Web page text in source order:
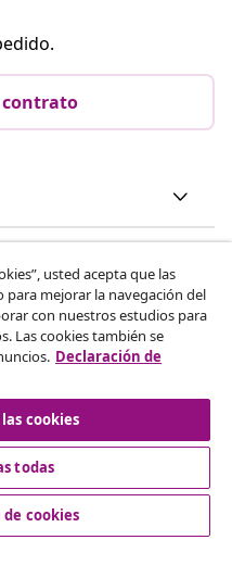
contrato
usted acepta que las
para mejorar la navegación del
con nuestros estudios para
Las cookies también se
Declaración de
cookies
todas
cookies